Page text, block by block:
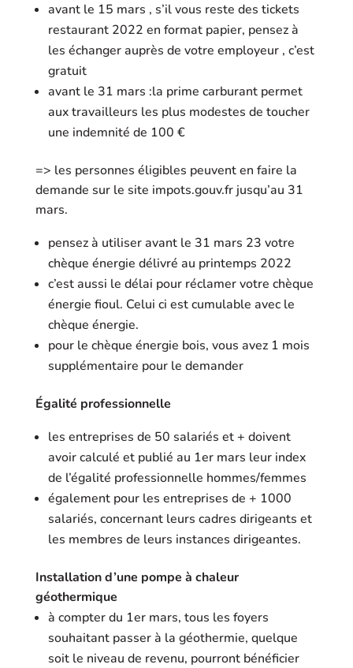
avant le 15 mars , s’il vous reste des tickets
restaurant 2022 en format papier, pensez à
les échanger auprès de votre employeur , c’est
gratuit
avant le 31 mars :la prime carburant permet
aux travailleurs les plus modestes de toucher
une indemnité de 100 €
=> les personnes éligibles peuvent en faire la
demande sur le site impots.gouv.fr jusqu’au 31
mars.
pensez à utiliser avant le 31 mars 23 votre
chèque énergie délivré au printemps 2022
c’est aussi le délai pour réclamer votre chèque
énergie fioul. Celui ci est cumulable avec le
chèque énergie.
pour le chèque énergie bois, vous avez 1 mois
supplémentaire pour le demander
Égalité professionnelle
les entreprises de 50 salariés et + doivent
avoir calculé et publié au 1er mars leur index
de l’égalité professionnelle hommes/femmes
également pour les entreprises de + 1000
salariés, concernant leurs cadres dirigeants et
les membres de leurs instances dirigeantes.
Installation d’une pompe à chaleur
géothermique
à compter du 1er mars, tous les foyers
souhaitant passer à la géothermie, quelque
soit le niveau de revenu, pourront bénéficier